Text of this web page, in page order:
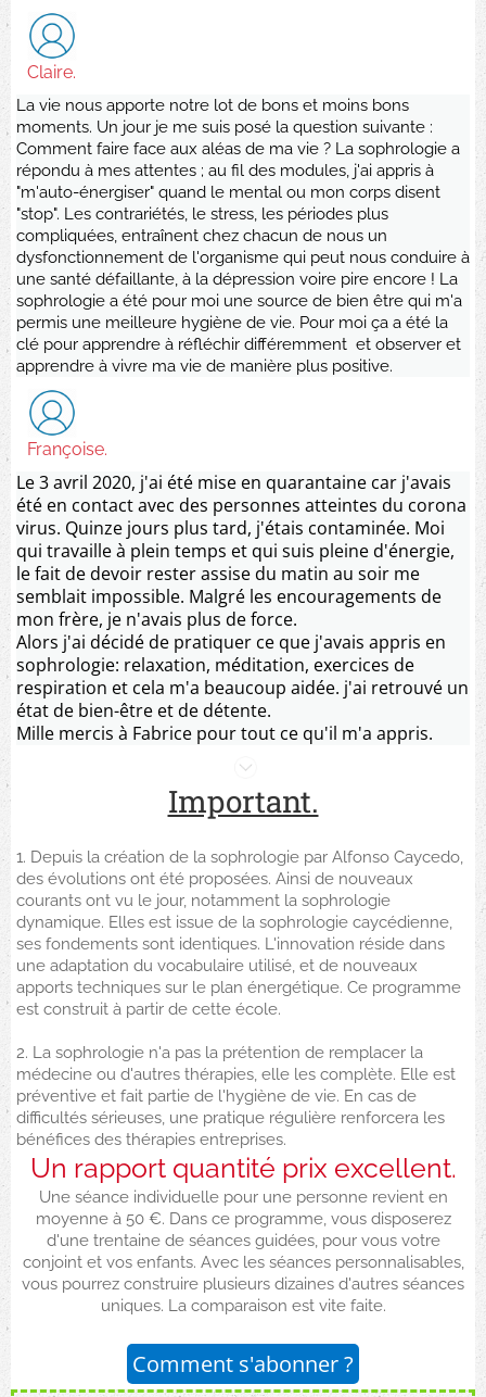
Claire.
La vie nous apporte notre lot de bons et moins bons
moments. Un jour je me suis posé la question suivante :
Comment faire face aux aléas de ma vie ? La sophrologie a
répondu à mes attentes ; au fil des modules, j'ai appris à
"m'auto-énergiser" quand le mental ou mon corps disent
"stop". Les contrariétés, le stress, les périodes plus
compliquées, entraînent chez chacun de nous un
dysfonctionnement de l'organisme qui peut nous conduire à
une santé défaillante, à la dépression voire pire encore ! La
sophrologie a été pour moi une source de bien être qui m'a
permis une meilleure hygiène de vie. Pour moi ça a été la
clé pour apprendre à réfléchir différemment et observer et
apprendre à vivre ma vie de manière plus positive.
Françoise.
Le 3 avril 2020, j'ai été mise en quarantaine car j'avais
été en contact avec des personnes atteintes du corona
virus. Quinze jours plus tard, j'étais contaminée. Moi
qui travaille à plein temps et qui suis pleine d'énergie,
le fait de devoir rester assise du matin au soir me
semblait impossible. Malgré les encouragements de
mon frère, je n'avais plus de force.
Alors j'ai décidé de pratiquer ce que j'avais appris en
sophrologie: relaxation, méditation, exercices de
respiration et cela m'a beaucoup aidée. j'ai retrouvé un
état de bien-être et de détente.
Mille mercis à Fabrice pour tout ce qu'il m'a appris.
Important.
1. Depuis la création de la sophrologie par Alfonso Caycedo,
des évolutions ont été proposées. Ainsi de nouveaux
courants ont vu le jour, notamment la sophrologie
dynamique. Elles est issue de la sophrologie caycédienne,
ses fondements sont identiques. L'innovation réside dans
une adaptation du vocabulaire utilisé, et de nouveaux
apports techniques sur le plan énergétique. Ce programme
est construit à partir de cette école.
2. La sophrologie n'a pas la prétention de remplacer la
médecine ou d'autres thérapies, elle les complète. Elle est
préventive et fait partie de l'hygiène de vie. En cas de
difficultés sérieuses, une pratique régulière renforcera les
bénéfices des thérapies entreprises.
Un rapport quantité prix excellent.
Une séance individuelle pour une personne revient en
moyenne à 50 €. Dans ce programme, vous disposerez
d'une trentaine de séances guidées, pour vous votre
conjoint et vos enfants. Avec les séances personnalisables,
vous pourrez construire plusieurs dizaines d'autres séances
uniques. La comparaison est vite faite.
Comment s'abonner ?